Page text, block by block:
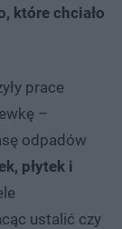
które chciało
prace
–
odpadów
płytek i
ustalić czy